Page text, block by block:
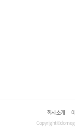
회사소개